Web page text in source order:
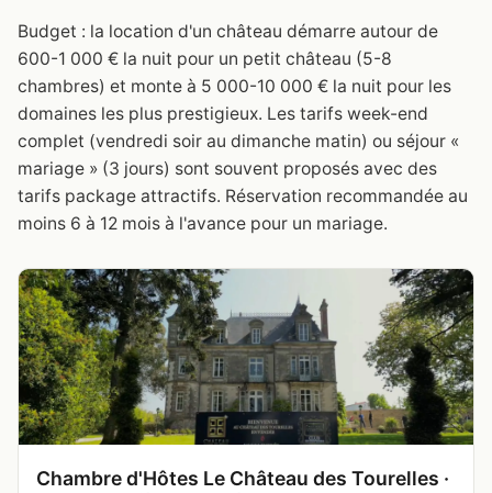
Budget : la location d'un château démarre autour de
600-1 000 € la nuit pour un petit château (5-8
chambres) et monte à 5 000-10 000 € la nuit pour les
domaines les plus prestigieux. Les tarifs week-end
complet (vendredi soir au dimanche matin) ou séjour «
mariage » (3 jours) sont souvent proposés avec des
tarifs package attractifs. Réservation recommandée au
moins 6 à 12 mois à l'avance pour un mariage.
Chambre d'Hôtes Le Château des Tourelles ·